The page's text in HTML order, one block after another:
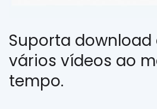
Suporta download
vários vídeos ao
tempo.